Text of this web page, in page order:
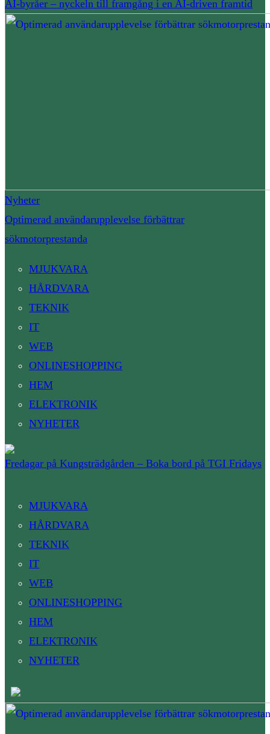
AI-byråer – nyckeln till framgång i en AI-driven framtid
Nyheter
Optimerad användarupplevelse förbättrar
sökmotorprestanda
MJUKVARA
HÅRDVARA
TEKNIK
IT
WEB
ONLINESHOPPING
HEM
ELEKTRONIK
NYHETER
Fredagar på Kungsträdgården – Boka bord på TGI Fridays
MJUKVARA
HÅRDVARA
TEKNIK
IT
WEB
ONLINESHOPPING
HEM
ELEKTRONIK
NYHETER